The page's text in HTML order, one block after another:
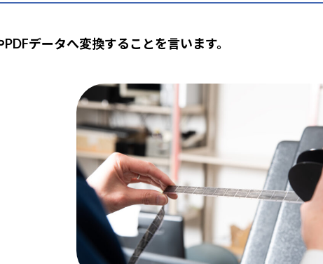
データへ変換することを言います。